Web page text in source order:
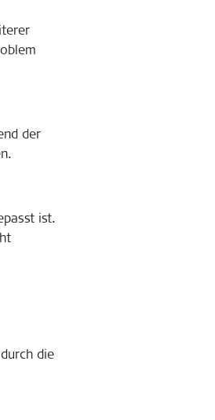
der
ist.
die